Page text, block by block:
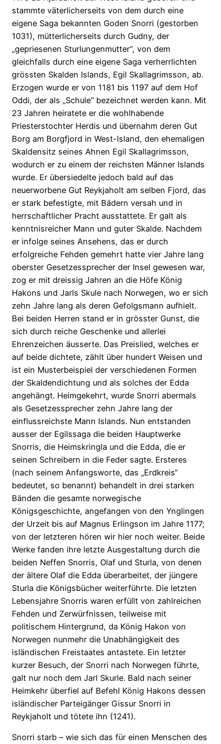
stammte väterlicherseits von dem durch eine
eigene Saga bekannten Goden Snorri (gestorben
1031), mütterlicherseits durch Gudny, der
„gepriesenen Sturlungenmutter“, von dem
gleichfalls durch eine eigene Saga verherrlichten
grössten Skalden Islands, Egil Skallagrimsson, ab.
Erzogen wurde er von 1181 bis 1197 auf dem Hof
Oddi, der als „Schule“ bezeichnet werden kann. Mit
23 Jahren heiratete er die wohlhabende
Priesterstochter Herdis und übernahm deren Gut
Borg am Borgfjord in West-lsland, den ehemaligen
Skaldensitz seines Ahnen Egil Skallagrimsson,
wodurch er zu einem der reichsten Männer Islands
wurde. Er übersiedelte jedoch bald auf das
neuerworbene Gut Reykjaholt am selben Fjord, das
er stark befestigte, mit Bädern versah und in
herrschaftlicher Pracht ausstattete. Er galt als
kenntnisreicher Mann und guter Skalde. Nachdem
er infolge seines Ansehens, das er durch
erfolgreiche Fehden gemehrt hatte vier Jahre lang
oberster Gesetzessprecher der Insel gewesen war,
zog er mit dreissig Jahren an die Höfe König
Hakons und Jarls Skule nach Norwegen, wo er sich
zehn Jahre lang als deren Gefolgsmann aufhielt.
Bei beiden Herren stand er in grösster Gunst, die
sich durch reiche Geschenke und allerlei
Ehrenzeichen äusserte. Das Preislied, welches er
auf beide dichtete, zählt über hundert Weisen und
ist ein Musterbeispiel der verschiedenen Formen
der Skaldendichtung und als solches der Edda
angehängt. Heimgekehrt, wurde Snorri abermals
als Gesetzessprecher zehn Jahre lang der
einflussreichste Mann Islands. Nun entstanden
ausser der Egilssaga die beiden Hauptwerke
Snorris, die Heimskringla und die Edda, die er
seinen Schreibern in die Feder sagte. Ersteres
(nach seinem Anfangsworte, das „Erdkreis“
bedeutet, so benannt) behandelt in drei starken
Bänden die gesamte norwegische
Königsgeschichte, angefangen von den Ynglingen
der Urzeit bis auf Magnus Erlingson im Jahre 1177;
von der letzteren hören wir hier noch weiter. Beide
Werke fanden ihre letzte Ausgestaltung durch die
beiden Neffen Snorris, Olaf und Sturla, von denen
der ältere Olaf die Edda überarbeitet, der jüngere
Sturla die Königsbücher weiterführte. Die letzten
Lebensjahre Snorris waren erfüllt von zahlreichen
Fehden und Zerwürfnissen, teilweise mit
politischem Hintergrund, da König Hakon von
Norwegen nunmehr die Unabhängigkeit des
isländischen Freistaates antastete. Ein letzter
kurzer Besuch, der Snorri nach Norwegen führte,
galt nur noch dem Jarl Skurle. Bald nach seiner
Heimkehr überfiel auf Befehl König Hakons dessen
isländischer Parteigänger Gissur Snorri in
Reykjaholt und tötete ihn (1241).
Snorri starb – wie sich das für einen Menschen des